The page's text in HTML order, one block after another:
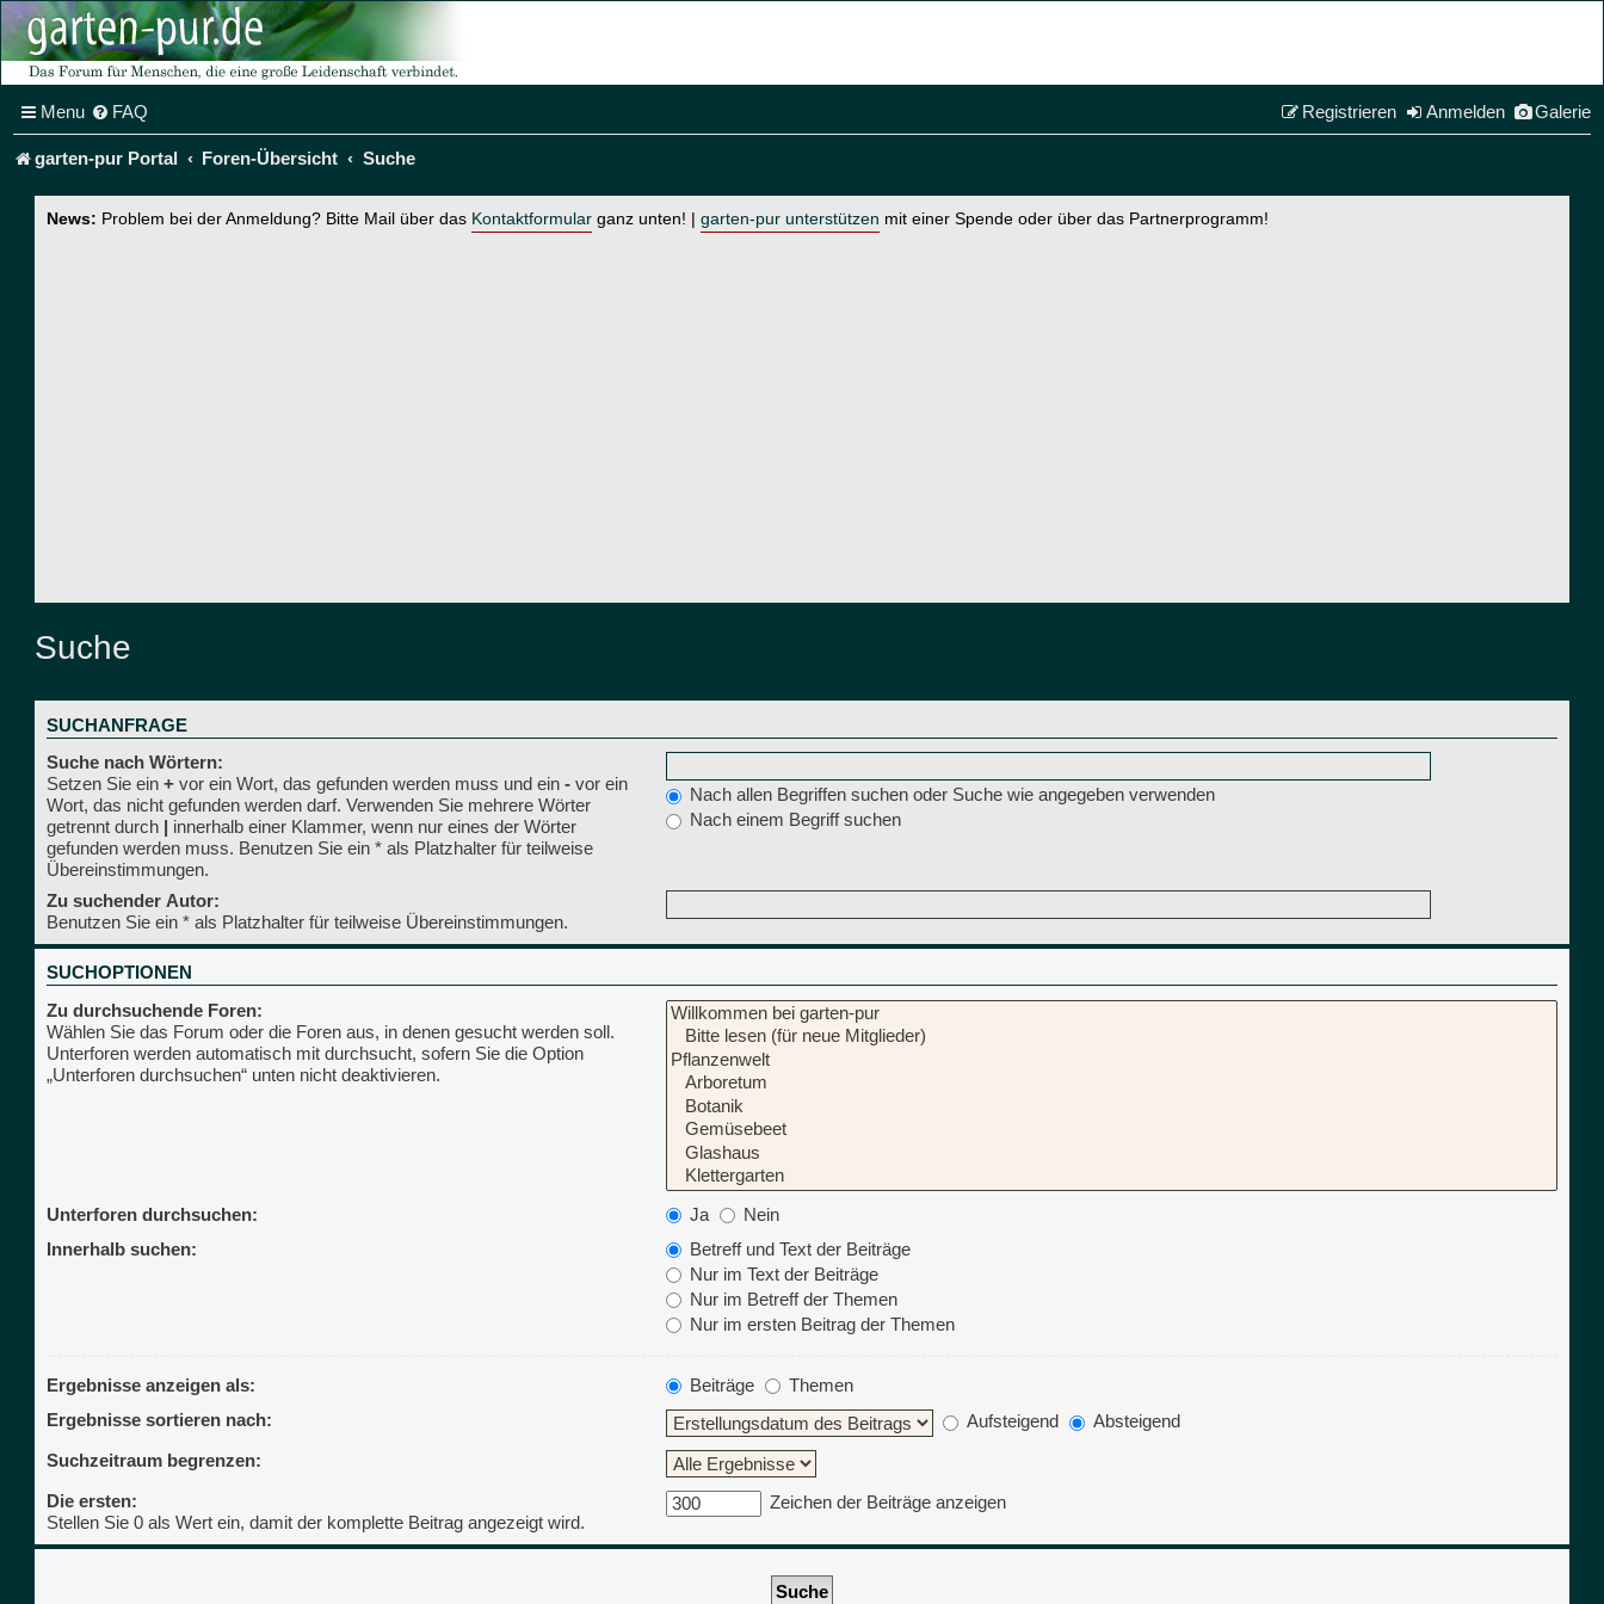
Menu FAQ Galerie
Anmelden
Registrieren
garten-pur Portal Foren-Übersicht Suche
News: Problem bei der Anmeldung? Bitte Mail über das Kontaktformular ganz unten! | garten-pur unterstützen mit einer Spende oder über das Partnerprogramm!
Suche
SUCHANFRAGE
Suche nach Wörtern:
Setzen Sie ein + vor ein Wort, das gefunden werden muss und ein - vor ein
Wort, das nicht gefunden werden darf. Verwenden Sie mehrere Wörter
getrennt durch | innerhalb einer Klammer, wenn nur eines der Wörter
gefunden werden muss. Benutzen Sie ein * als Platzhalter für teilweise
Übereinstimmungen.
Nach allen Begriffen suchen oder Suche wie angegeben verwenden
Nach einem Begriff suchen
Zu suchender Autor:
Benutzen Sie ein * als Platzhalter für teilweise Übereinstimmungen.
SUCHOPTIONEN
Zu durchsuchende Foren:
Wählen Sie das Forum oder die Foren aus, in denen gesucht werden soll.
Unterforen werden automatisch mit durchsucht, sofern Sie die Option
„Unterforen durchsuchen“ unten nicht deaktivieren.
Unterforen durchsuchen: Ja
Nein
Innerhalb suchen:
Betreff und Text der Beiträge
Nur im Text der Beiträge
Nur im Betreff der Themen
Nur im ersten Beitrag der Themen
Ergebnisse anzeigen als: Beiträge
Themen
Ergebnisse sortieren nach:
Aufsteigend
Absteigend
Suchzeitraum begrenzen:
Die ersten:
Stellen Sie 0 als Wert ein, damit der komplette Beitrag angezeigt wird.
Zeichen der Beiträge anzeigen